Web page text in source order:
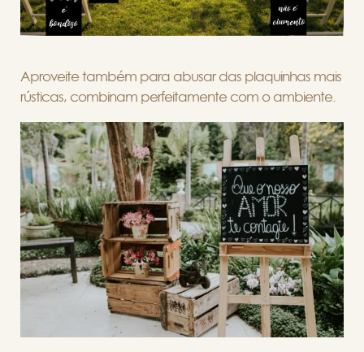
Aproveite também para abusar das plaquinhas mais
rústicas, combinam perfeitamente com o ambiente.